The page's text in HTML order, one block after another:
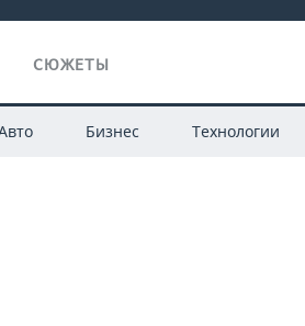
СЮЖЕТЫ
Бизнес Технологии